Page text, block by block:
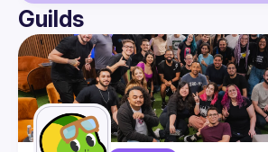
User
Events
Guilds
Guilds